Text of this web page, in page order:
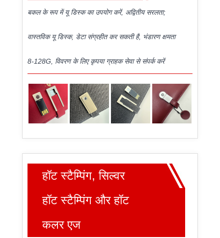
बकल के रूप में यू डिस्क का उपयोग करें, अद्वितीय सरलता;
वास्तविक यू डिस्क, डेटा संग्रहीत कर सकती है, भंडारण क्षमता
8-128G, विवरण के लिए कृपया ग्राहक सेवा से संपर्क करें
हॉट स्टैम्पिंग, सिल्वर
हॉट स्टैम्पिंग और हॉट
कलर एज